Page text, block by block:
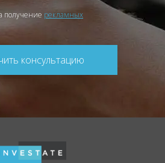
получение рекламных
консультацию